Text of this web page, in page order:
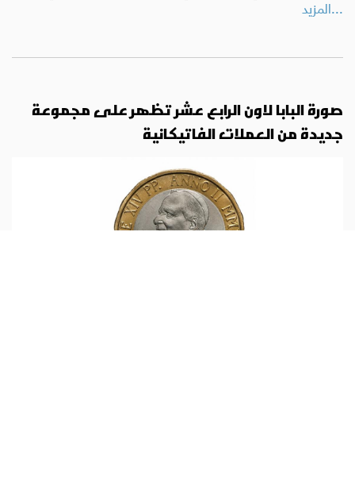
...المزيد
صورة البابا لاون الرابع عشر تظهر على مجموعة
جديدة من العملات الفاتيكانية